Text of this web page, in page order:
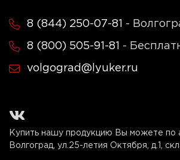
8 (844) 250-07-81 -
8 (800) 505-91-81 -
volgograd@lyuker.ru
Купить нашу продукцию Вы можете по
Волгоград, ул.25-летия Октября, д.1,